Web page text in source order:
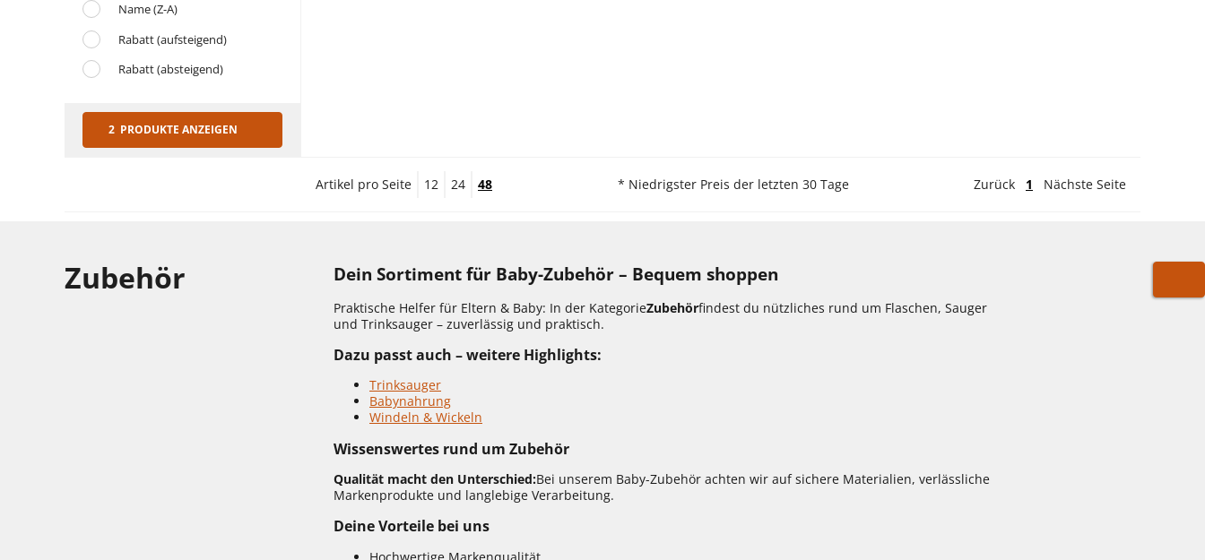
Name (Z-A)
Rabatt (aufsteigend)
Rabatt (absteigend)
2 PRODUKTE ANZEIGEN
Artikel pro Seite 12 24 48 * Niedrigster Preis der letzten 30 Tage Zurück 1 Nächste Seite
Zubehör Dein Sortiment für Baby-Zubehör – Bequem shoppen
Praktische Helfer für Eltern & Baby: In der KategorieZubehörfindest du nützliches rund um Flaschen, Sauger
und Trinksauger – zuverlässig und praktisch.
Dazu passt auch – weitere Highlights:
Trinksauger
Babynahrung
Windeln & Wickeln
Wissenswertes rund um Zubehör
Qualität macht den Unterschied:Bei unserem Baby-Zubehör achten wir auf sichere Materialien, verlässliche
Markenprodukte und langlebige Verarbeitung.
Deine Vorteile bei uns